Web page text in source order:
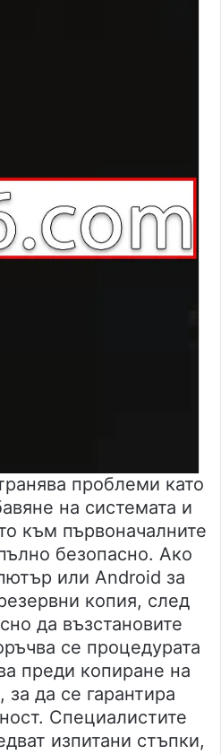
проблеми като
на системата и
към първоначалните
безопасно. Ако
или Android за
копия, след
да възстановите
се процедурата
преди копиране на
да се гарантира
Специалистите
изпитани стъпки,